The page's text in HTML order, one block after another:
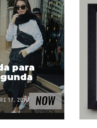
para
17, 2018